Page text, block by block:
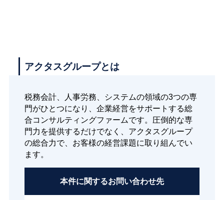
アクタスグループとは
税務会計、人事労務、システムの領域の3つの専
門がひとつになり、企業経営をサポートする総
合コンサルティングファームです。圧倒的な専
門力を提供するだけでなく、アクタスグループ
の総合力で、お客様の経営課題に取り組んでい
ます。
本件に関するお問い合わせ先